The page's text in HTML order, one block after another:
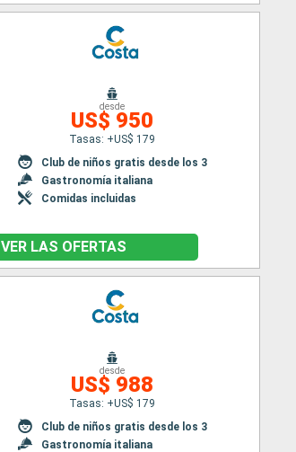
desde
US$ 950
Tasas: +US$ 179
Club de niños gratis desde los 3
Gastronomía italiana
Comidas incluidas
VER LAS OFERTAS
desde
US$ 988
Tasas: +US$ 179
Club de niños gratis desde los 3
Gastronomía italiana